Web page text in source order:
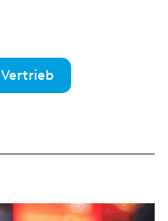
Vertrieb